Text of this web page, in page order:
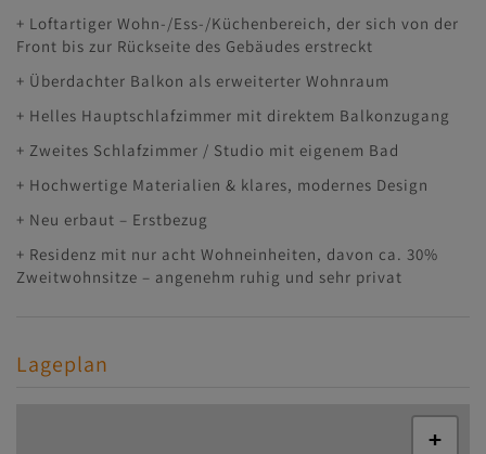
+ Loftartiger Wohn-/Ess-/Küchenbereich, der sich von der
Front bis zur Rückseite des Gebäudes erstreckt
+ Überdachter Balkon als erweiterter Wohnraum
+ Helles Hauptschlafzimmer mit direktem Balkonzugang
+ Zweites Schlafzimmer / Studio mit eigenem Bad
+ Hochwertige Materialien & klares, modernes Design
+ Neu erbaut – Erstbezug
+ Residenz mit nur acht Wohneinheiten, davon ca. 30%
Zweitwohnsitze – angenehm ruhig und sehr privat
Lageplan
+